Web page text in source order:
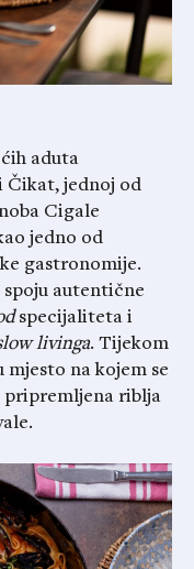
aduta
Čikat, jednoj od
Cigale
jedno od
gastronomije.
autentične
specijaliteta i
livinga. Tijekom
na kojem se
pripremljena riblja